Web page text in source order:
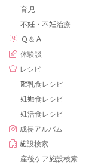
育児
不妊・不妊治療
Ｑ＆Ａ
体験談
レシピ
離乳食レシピ
妊娠食レシピ
妊活食レシピ
成長アルバム
施設検索
産後ケア施設検索